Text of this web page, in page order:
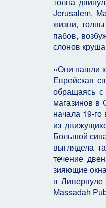
Jerusalem,
жизни,
пабов,
слонов
«Они нашли
Еврейская
обращаясь
магазинов в
начала 19-
из
Большой
выглядела
течение
зияющие
в
Massadah